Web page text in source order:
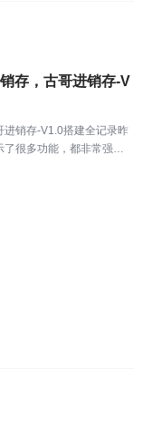
存，古哥进销存-V
进销存-V1.0搭建全记录昨
了很多功能，都非常强
测试用它搭建一个多维表